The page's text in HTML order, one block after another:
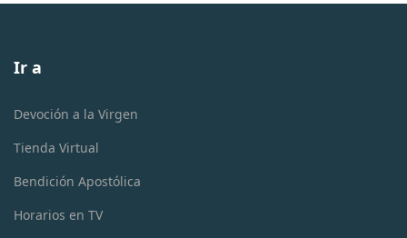
Ir a
Devoción a la Virgen
Tienda Virtual
Bendición Apostólica
Horarios en TV